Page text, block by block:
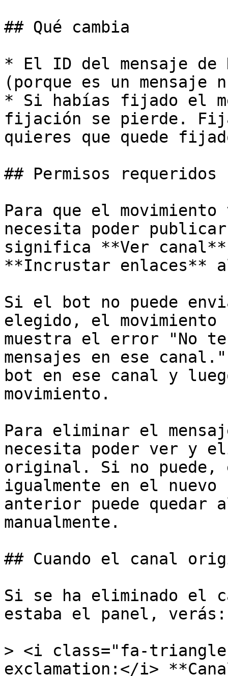
## Qué cambia
* El ID del mensaje de
(porque es un mensaje
* Si habías fijado el
fijación se pierde.
quieres que quede
## Permisos requeridos
Para que el
necesita poder
significa **Ver
**Incrustar enlaces**
Si el bot no puede
elegido, el
muestra el error "No
mensajes en ese
bot en ese canal y
movimiento.
Para eliminar el
necesita poder ver y
original. Si no puede,
igualmente en el
anterior puede
manualmente.
## Cuando el canal
Si se ha eliminado el
estaba el panel, verás:
> <i class="fa-
exclamation:</i>